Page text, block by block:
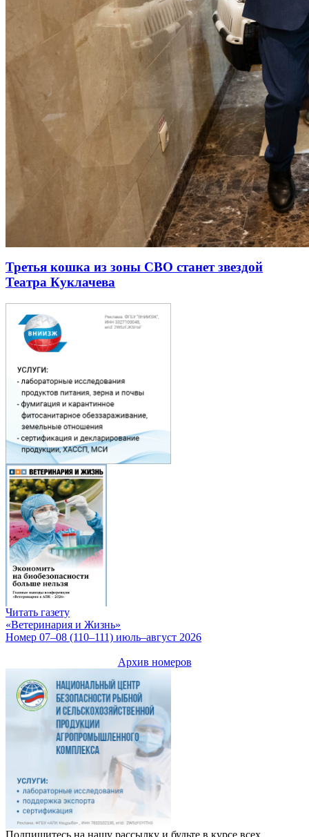
Третья кошка из зоны СВО станет звездой
Театра Куклачева
Читать газету
«Ветеринария и Жизнь»
Номер 07–08 (110–111) июль–август 2026
Архив номеров